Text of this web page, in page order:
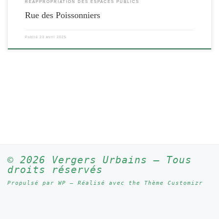
RÉAPPROPRIATION DES ESPACES PUBLICS
Rue des Poissonniers
Publié 23 avril 2025
© 2026 Vergers Urbains – Tous
droits réservés
Propulsé par WP – Réalisé avec the Thème Customizr